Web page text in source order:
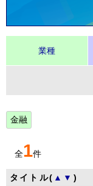
業種
金融
全1件
タイトル( ▲ ▼ )